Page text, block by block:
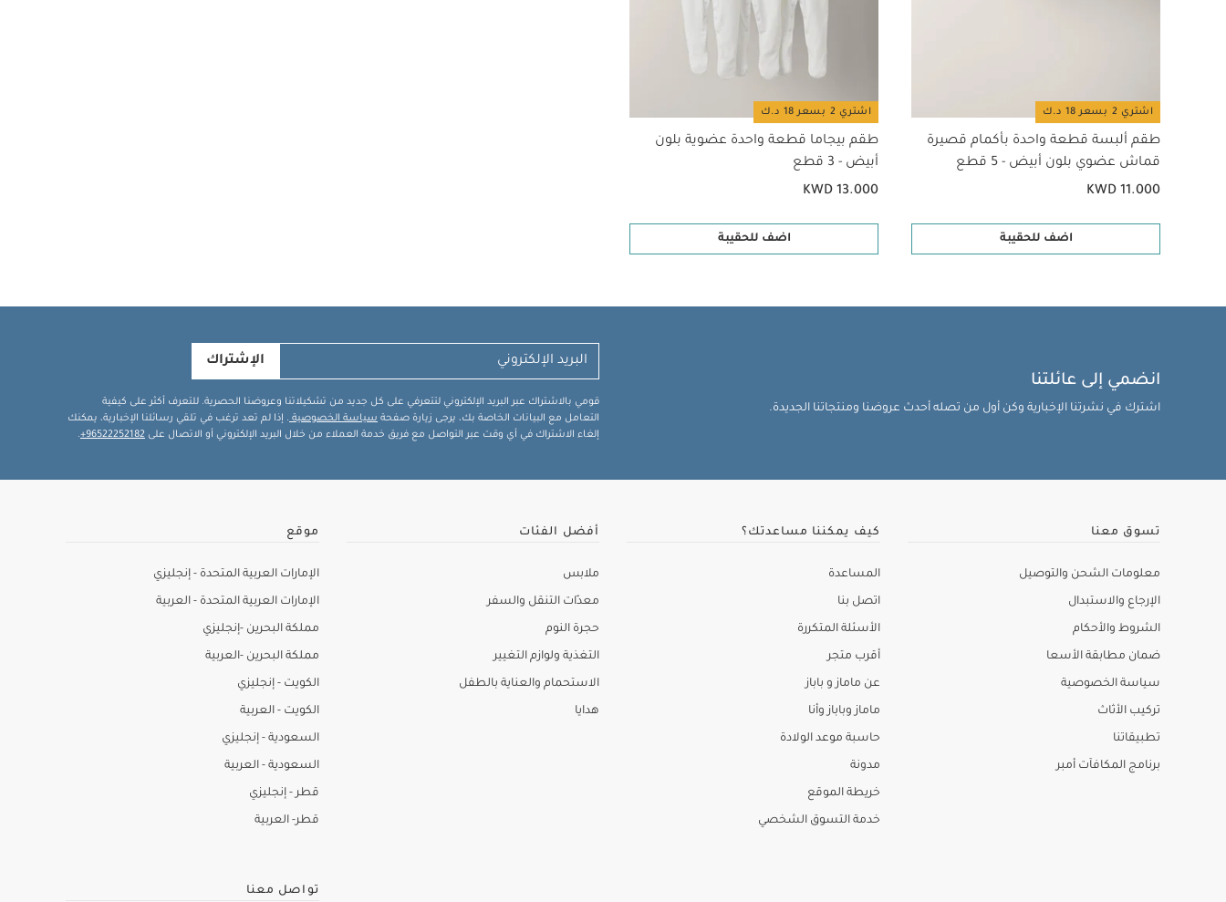
اشتري 2 بسعر 18 د.ك
طقم ألبسة قطعة واحدة بأكمام قصيرة
قماش عضوي بلون أبيض - 5 قطع
KWD 11.000
اضف للحقيبة
اشتري 2 بسعر 18 د.ك
طقم بيجاما قطعة واحدة عضوية بلون
أبيض - 3 قطع
KWD 13.000
اضف للحقيبة
انضمي إلى عائلتنا
اشترك في نشرتنا الإخبارية وكن أول من تصله أحدث عروضنا ومنتجاتنا الجديدة.
الإشتراك
قومي بالاشتراك عبر البريد الإلكتروني لتتعرفي على كل جديد من تشكيلاتنا وعروضنا الحصرية. للتعرف أكثر على كيفية
التعامل مع البيانات الخاصة بك، يرجى زيارة صفحة سياسة الخصوصية . إذا لم تعد ترغب في تلقي رسائلنا الإخبارية، يمكنك
إلغاء الاشتراك في أي وقت عبر التواصل مع فريق خدمة العملاء من خلال البريد الإلكتروني أو الاتصال على 96522252182+
.
تسوق معنا
معلومات الشحن والتوصيل
الإرجاع والاستبدال
الشروط والأحكام
ضمان مطابقة الأسعا
سياسة الخصوصية
تركيب الأثاث
تطبيقاتنا
برنامج المكافآت أمبر
كيف يمكننا مساعدتك؟
المساعدة
اتصل بنا
الأسئلة المتكررة
أقرب متجر
عن ماماز و باباز
ماماز وباباز وأنا
حاسبة موعد الولادة
مدونة
خريطة الموقع
خدمة التسوق الشخصي
أفضل الفئات
ملابس
معدّات التنقل والسفر
حجرة النوم
التغذية ولوازم التغيير
الاستحمام والعناية بالطفل
هدايا
موقع
الإمارات العربية المتحدة - إنجليزي
الإمارات العربية المتحدة - العربية
مملكة البحرين -إنجليزي
مملكة البحرين -العربية
الكويت - إنجليزي
الكويت - العربية
السعودية - إنجليزي
السعودية - العربية
قطر - إنجليزي
قطر- العربية
تواصل معنا